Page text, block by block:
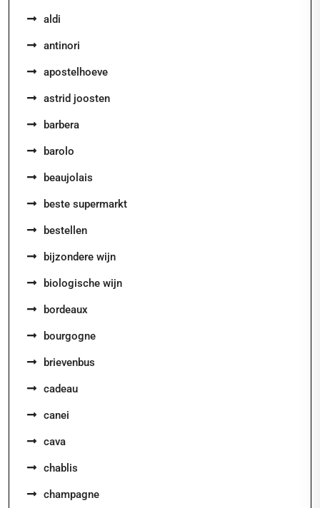
aldi
antinori
apostelhoeve
astrid joosten
barbera
barolo
beaujolais
beste supermarkt
bestellen
bijzondere wijn
biologische wijn
bordeaux
bourgogne
brievenbus
cadeau
canei
cava
chablis
champagne